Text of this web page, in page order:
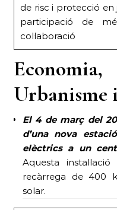
de risc i protecció en
participació de
col·laboració
Urbanisme
El 4 de març del
d’una nova
elèctrics a un
Aquesta
recàrrega de 400
solar.